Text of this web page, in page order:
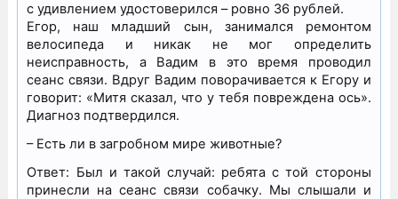
с удивлением удостоверился – ровно 36 рублей.
Егор, наш младший сын, занимался ремонтом
велосипеда и никак не мог определить
неисправность, а Вадим в это время проводил
сеанс связи. Вдруг Вадим поворачивается к Егору и
говорит: «Митя сказал, что у тебя повреждена ось».
Диагноз подтвердился.
– Есть ли в загробном мире животные?
Ответ: Был и такой случай: ребята с той стороны
принесли на сеанс связи собачку. Мы слышали и